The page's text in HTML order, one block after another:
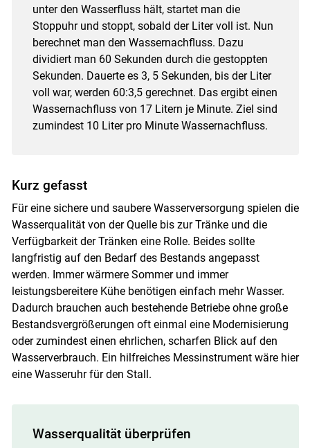
unter den Wasserfluss hält, startet man die
Stoppuhr und stoppt, sobald der Liter voll ist. Nun
berechnet man den Wassernachfluss. Dazu
dividiert man 60 Sekunden durch die gestoppten
Sekunden. Dauerte es 3, 5 Sekunden, bis der Liter
voll war, werden 60:3,5 gerechnet. Das ergibt einen
Wassernachfluss von 17 Litern je Minute. Ziel sind
zumindest 10 Liter pro Minute Wassernachfluss.
Kurz gefasst
Für eine sichere und saubere Wasserversorgung spielen die
Wasserqualität von der Quelle bis zur Tränke und die
Verfügbarkeit der Tränken eine Rolle. Beides sollte
langfristig auf den Bedarf des Bestands angepasst
werden. Immer wärmere Sommer und immer
leistungsbereitere Kühe benötigen einfach mehr Wasser.
Dadurch brauchen auch bestehende Betriebe ohne große
Bestandsvergrößerungen oft einmal eine Modernisierung
oder zumindest einen ehrlichen, scharfen Blick auf den
Wasserverbrauch. Ein hilfreiches Messinstrument wäre hier
eine Wasseruhr für den Stall.
Wasserqualität überprüfen